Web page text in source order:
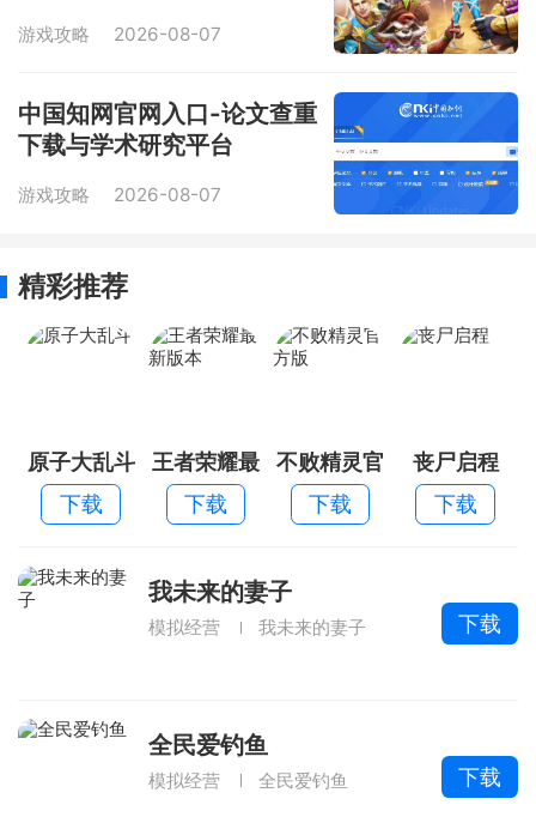
游戏攻略 2026-08-07
中国知网官网入口-论文查重
下载与学术研究平台
游戏攻略 2026-08-07
精彩推荐
原子大乱斗
下载
王者荣耀最
新版本
下载
不败精灵官
方版
下载
丧尸启程
下载
我未来的妻子
模拟经营 我未来的妻子 下载
全民爱钓鱼
模拟经营 全民爱钓鱼 下载